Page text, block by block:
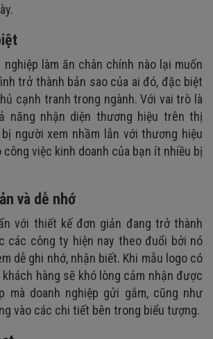
nghiệp làm ăn chân chính nào lại muốn
trở thành bản sao của ai đó, đặc biệt
cạnh tranh trong ngành. Với vai trò là
năng nhận diện thương hiệu trên thị
người xem nhầm lẫn với thương hiệu
công việc kinh doanh của bạn ít nhiều bị
và dễ nhớ
với thiết kế đơn giản đang trở thành
các công ty hiện nay theo đuổi bởi nó
dễ ghi nhớ, nhận biết. Khi mẫu logo có
hàng sẽ khó lòng cảm nhận được
mà doanh nghiệp gửi gắm, cũng như
vào các chi tiết bên trong biểu tượng.